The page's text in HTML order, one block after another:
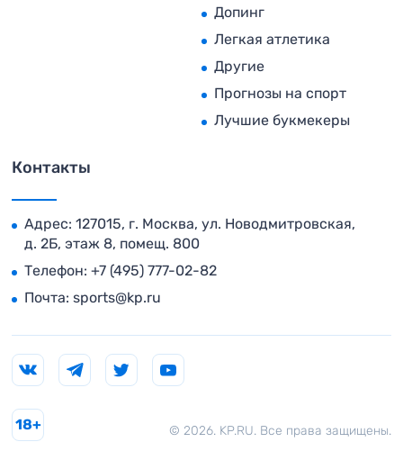
Допинг
Легкая атлетика
Другие
Прогнозы на спорт
Лучшие букмекеры
Контакты
Адрес: 127015, г. Москва, ул. Новодмитровская,
д. 2Б, этаж 8, помещ. 800
Телефон: +7 (495) 777-02-82
Почта: sports@kp.ru
© 2026. KP.RU. Все права защищены.
18+